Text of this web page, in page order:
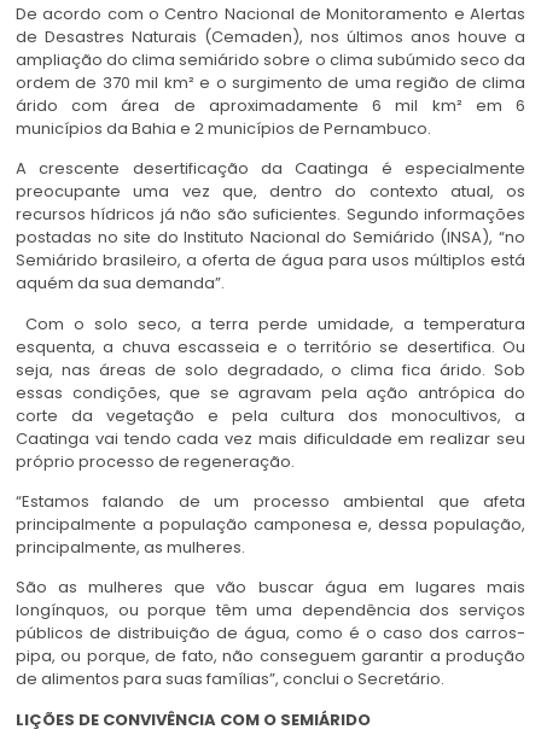
De acordo com o Centro Nacional de Monitoramento e Alertas
de Desastres Naturais (Cemaden), nos últimos anos houve a
ampliação do clima semiárido sobre o clima subúmido seco da
ordem de 370 mil km² e o surgimento de uma região de clima
árido com área de aproximadamente 6 mil km² em 6
municípios da Bahia e 2 municípios de Pernambuco.
A crescente desertificação da Caatinga é especialmente
preocupante uma vez que, dentro do contexto atual, os
recursos hídricos já não são suficientes. Segundo informações
postadas no site do Instituto Nacional do Semiárido (INSA), “no
Semiárido brasileiro, a oferta de água para usos múltiplos está
aquém da sua demanda”.
Com o solo seco, a terra perde umidade, a temperatura
esquenta, a chuva escasseia e o território se desertifica. Ou
seja, nas áreas de solo degradado, o clima fica árido. Sob
essas condições, que se agravam pela ação antrópica do
corte da vegetação e pela cultura dos monocultivos, a
Caatinga vai tendo cada vez mais dificuldade em realizar seu
próprio processo de regeneração.
“Estamos falando de um processo ambiental que afeta
principalmente a população camponesa e, dessa população,
principalmente, as mulheres.
São as mulheres que vão buscar água em lugares mais
longínquos, ou porque têm uma dependência dos serviços
públicos de distribuição de água, como é o caso dos carros-
pipa, ou porque, de fato, não conseguem garantir a produção
de alimentos para suas famílias”, conclui o Secretário.
LIÇÕES DE CONVIVÊNCIA COM O SEMIÁRIDO